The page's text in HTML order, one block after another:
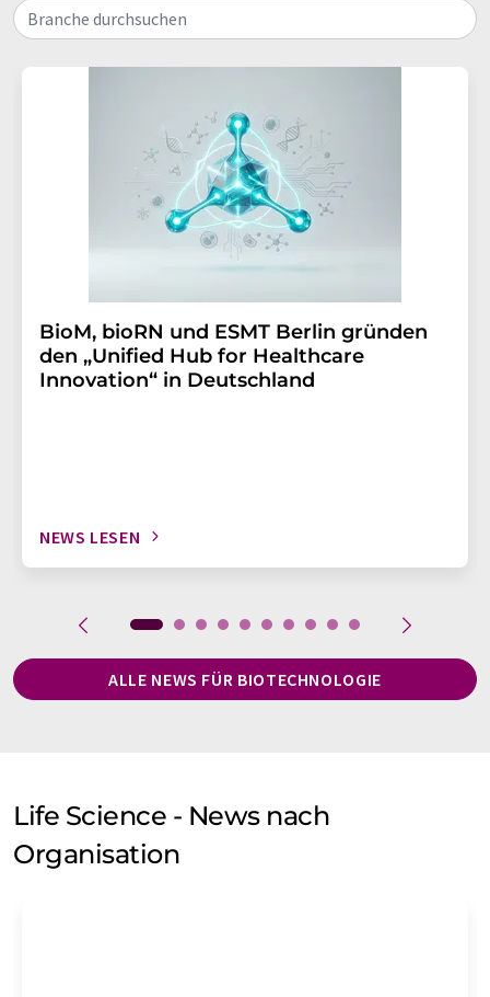
Branche durchsuchen
BioM, bioRN und ESMT Berlin gründen
den „Unified Hub for Healthcare
Innovation“ in Deutschland
NEWS LESEN
ALLE NEWS FÜR BIOTECHNOLOGIE
Life Science - News nach
Organisation